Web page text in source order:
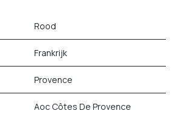
Rood
Frankrijk
Provence
Aoc Côtes De Provence